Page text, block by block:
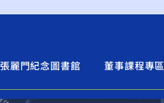
張麗門紀念圖書館 董事課程專區